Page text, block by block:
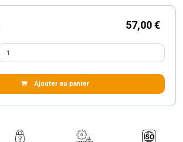
57,00 €
Ajouter au panier